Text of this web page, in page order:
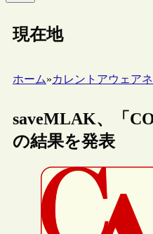
現在地
ホーム»カレントアウェア
saveMLAK、「
の結果を発表